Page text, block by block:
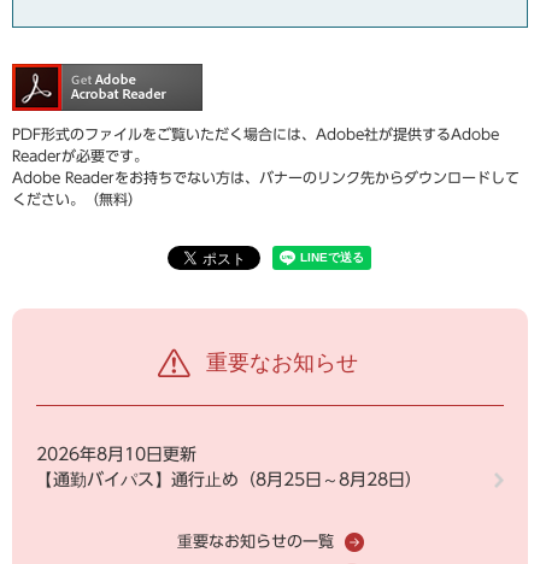
PDF形式のファイルをご覧いただく場合には、Adobe社が提供するAdobe
Readerが必要です。
Adobe Readerをお持ちでない方は、バナーのリンク先からダウンロードして
ください。（無料）
重要なお知らせ
2026年8月10日更新
【通勤バイパス】通行止め（8月25日～8月28日）
重要なお知らせの一覧